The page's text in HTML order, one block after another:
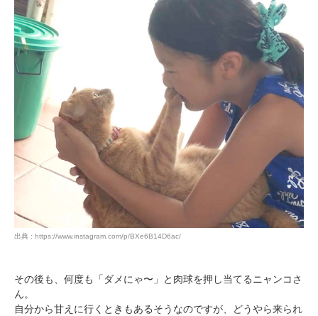
出典 : https://www.instagram.com/p/BXe6B14D6ac/
その後も、何度も「ダメにゃ〜」と肉球を押し当てるニャンコさ
ん。
自分から甘えに行くときもあるそうなのですが、どうやら来られ